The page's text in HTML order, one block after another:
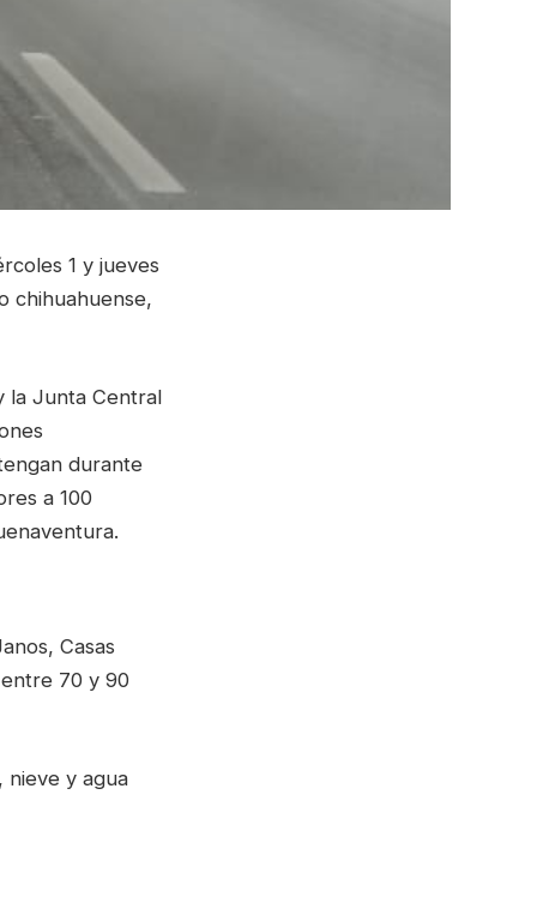
1 y jueves
chihuahuense,
la Junta Central
durante
a 100
Casas
70 y 90
nieve y agua